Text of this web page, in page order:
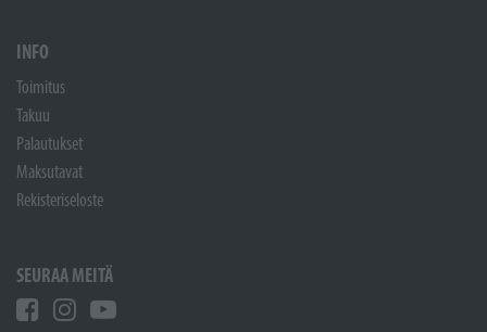
INFO
Toimitus
Takuu
Palautukset
Maksutavat
Rekisteriseloste
SEURAA MEITÄ